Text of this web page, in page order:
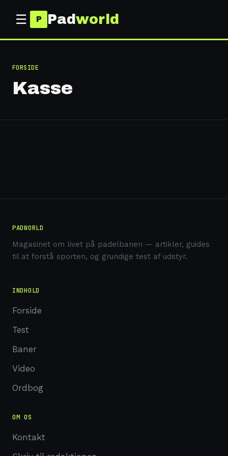
☰ Pad world
FORSIDE
Kasse
PADWORLD
Magasinet om livet på padelbanen — artikler, guides
til at forstå sporten, og grundige test af udstyr.
INDHOLD
Forside
Test
Baner
Video
Ordbog
OM OS
Kontakt